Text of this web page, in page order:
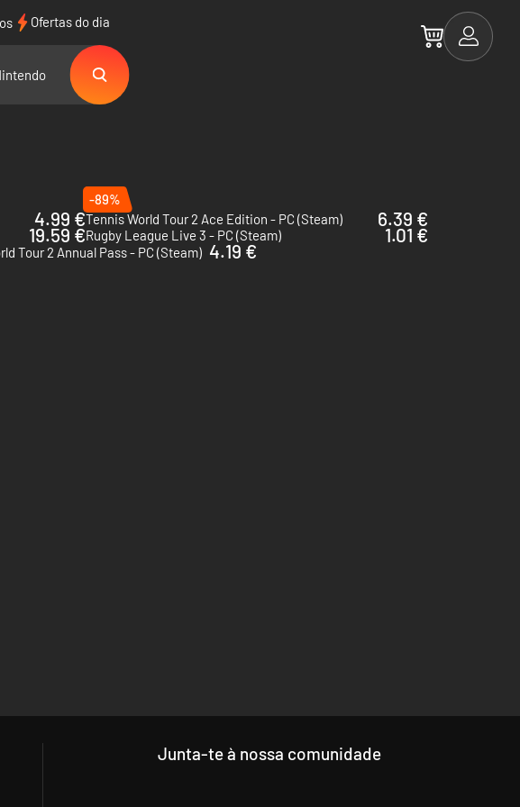
Ofertas do dia
4.99 €
-89%
Tennis World Tour 2 Ace Edition - PC (Steam)
6.39 €
19.59 €Rugby League Live 3 - PC (Steam) 1.01 €
Tour 2 Annual Pass - PC (Steam) 4.19 €
Junta-te à nossa comunidade